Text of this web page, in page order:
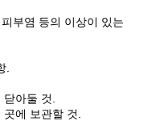
부염 등의 이상이 있는
.
아둘 것.
에 보관할 것.